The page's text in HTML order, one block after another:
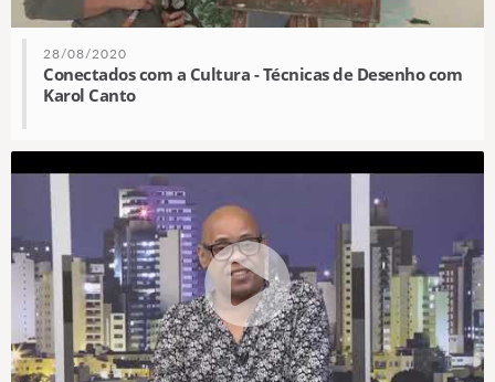
28/08/2020
Conectados com a Cultura - Técnicas de Desenho com
Karol Canto